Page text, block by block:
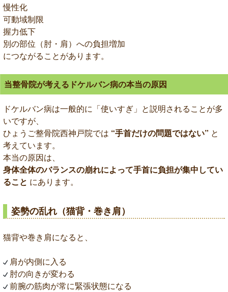
慢性化
可動域制限
握力低下
別の部位（肘・肩）への負担増加
につながることがあります。
当整骨院が考えるドケルバン病の本当の原因
ドケルバン病は一般的に「使いすぎ」と説明されることが多
いですが、
ひょうご整骨院西神戸院では “手首だけの問題ではない” と
考えています。
本当の原因は、
身体全体のバランスの崩れによって手首に負担が集中してい
ること にあります。
姿勢の乱れ（猫背・巻き肩）
猫背や巻き肩になると、
肩が内側に入る
肘の向きが変わる
前腕の筋肉が常に緊張状態になる